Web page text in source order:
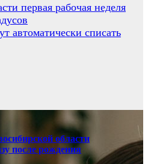
первая рабочая неделя
автоматически списать
области
после рождения